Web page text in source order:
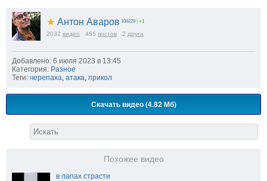
★ Антон Аваров 108229 | +1
2032 видео 455 постов 2 друга
Добавлено: 6 июля 2023 в 13:45
Категория: Разное
Теги: черепаха атака прикол
Скачать видео (4.82 Мб)
Похожее видео
в лапах страсти